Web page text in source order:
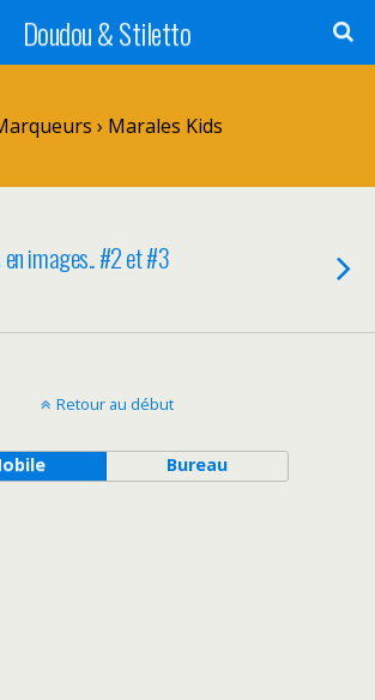
Doudou & Stiletto
› Marales Kids
images.. #2 et #3
Retour au début
Bureau